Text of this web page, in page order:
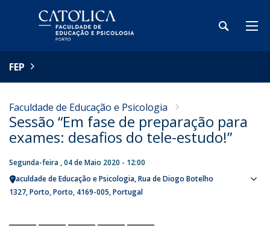
FEP
Faculdade de Educação e Psicologia
Sessão “Em fase de preparação para
exames: desafios do tele-estudo!”
Segunda-feira , 04 de Maio 2020 - 12:00
Faculdade de Educação e Psicologia Rua de Diogo Botelho
1327 Porto Porto 4169-005 Portugal